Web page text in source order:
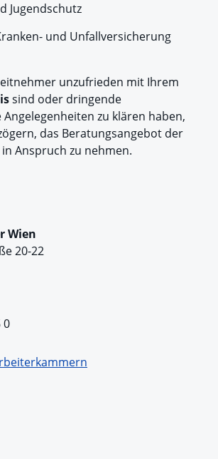
Jugendschutz
und Unfallversicherung
unzufrieden mit Ihrem
sind oder dringende
zu klären haben,
das Beratungsangebot der
Anspruch zu nehmen.
Wien
20-22
0